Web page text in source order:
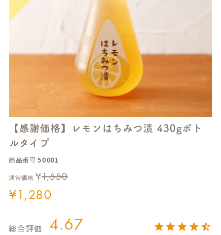
【感謝価格】レモンはちみつ漬 430gボト
ルタイプ
商品番号 50001
通常価格 ¥1,550
¥1,280
4.67